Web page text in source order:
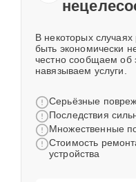
В некоторых
быть экономически
честно сообщаем об
навязываем услуги.
Серьёзные
Последствия
Множественные
Стоимость
устройства